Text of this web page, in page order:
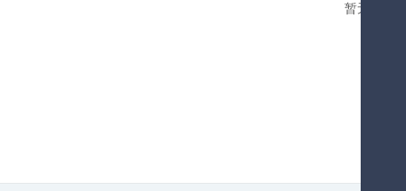
暂无您要